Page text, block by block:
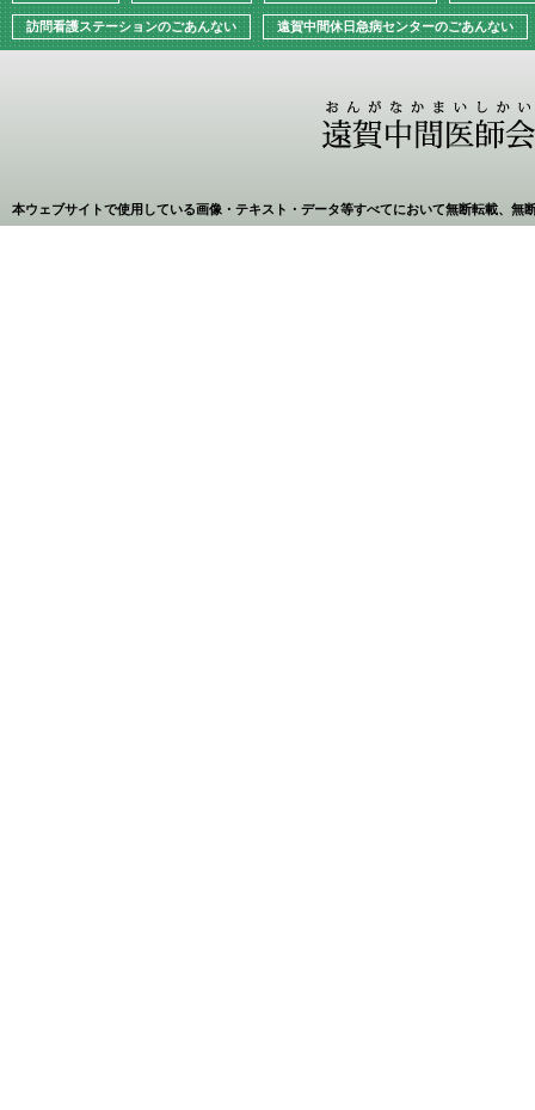
訪問看護ステーションのごあんない 遠賀中間休日急病センターのごあんない
本ウェブサイトで使用している画像・テキスト・データ等すべてにおいて無断転載、無